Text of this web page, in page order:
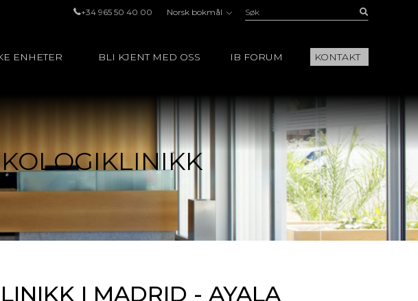
+34 965 50 40 00 Norsk bokmål Søk:
ENHETER BLI KJENT MED OSS IB FORUM KONTAKT
I MADRID - AYALA